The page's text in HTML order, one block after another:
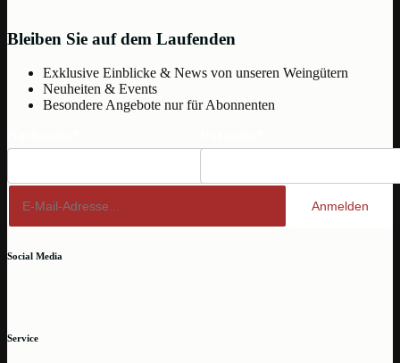
Bleiben Sie auf dem Laufenden
Exklusive Einblicke & News von unseren Weingütern
Neuheiten & Events
Besondere Angebote nur für Abonnenten
Anmelden
Social Media
Service